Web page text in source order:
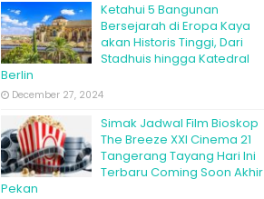
Ketahui 5 Bangunan
Bersejarah di Eropa Kaya
akan Historis Tinggi, Dari
Stadhuis hingga Katedral
Berlin
December 27, 2024
Simak Jadwal Film Bioskop
The Breeze XXI Cinema 21
Tangerang Tayang Hari Ini
Terbaru Coming Soon Akhir
Pekan